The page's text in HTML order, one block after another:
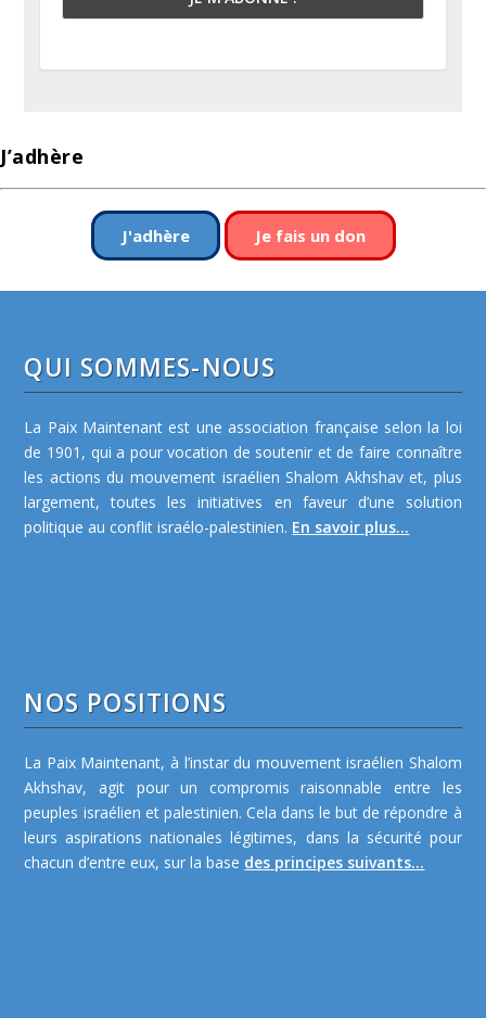
J’adhère
J'adhère Je fais un don
QUI SOMMES-NOUS
La Paix Maintenant est une association française selon la loi
de 1901, qui a pour vocation de soutenir et de faire connaître
les actions du mouvement israélien Shalom Akhshav et, plus
largement, toutes les initiatives en faveur d’une solution
politique au conflit israélo-palestinien. En savoir plus...
NOS POSITIONS
La Paix Maintenant, à l’instar du mouvement israélien Shalom
Akhshav, agit pour un compromis raisonnable entre les
peuples israélien et palestinien. Cela dans le but de répondre à
leurs aspirations nationales légitimes, dans la sécurité pour
chacun d’entre eux, sur la base des principes suivants...